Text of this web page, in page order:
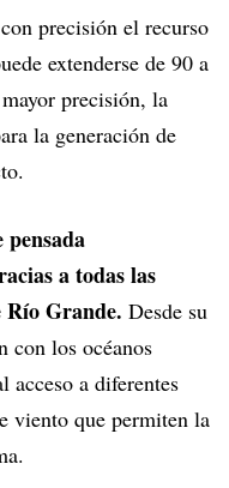
precisión el recurso
extenderse de 90 a
precisión, la
la generación de
a todas las
Río Grande. Desde su
con los océanos
a diferentes
viento que permiten la